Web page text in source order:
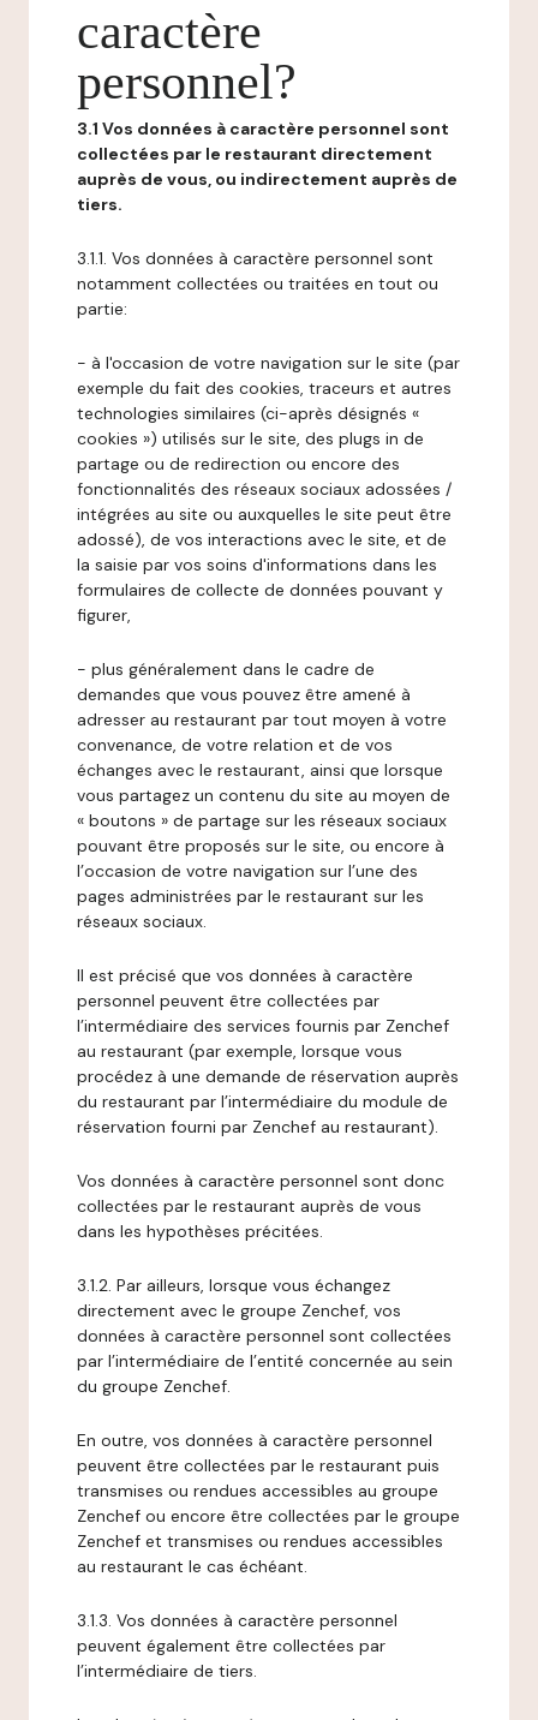
caractère
personnel?
3.1 Vos données à caractère personnel sont
collectées par le restaurant directement
auprès de vous, ou indirectement auprès de
tiers.
3.1.1. Vos données à caractère personnel sont
notamment collectées ou traitées en tout ou
partie:
- à l'occasion de votre navigation sur le site (par
exemple du fait des cookies, traceurs et autres
technologies similaires (ci-après désignés «
cookies ») utilisés sur le site, des plugs in de
partage ou de redirection ou encore des
fonctionnalités des réseaux sociaux adossées /
intégrées au site ou auxquelles le site peut être
adossé), de vos interactions avec le site, et de
la saisie par vos soins d'informations dans les
formulaires de collecte de données pouvant y
figurer,
- plus généralement dans le cadre de
demandes que vous pouvez être amené à
adresser au restaurant par tout moyen à votre
convenance, de votre relation et de vos
échanges avec le restaurant, ainsi que lorsque
vous partagez un contenu du site au moyen de
« boutons » de partage sur les réseaux sociaux
pouvant être proposés sur le site, ou encore à
l’occasion de votre navigation sur l’une des
pages administrées par le restaurant sur les
réseaux sociaux.
Il est précisé que vos données à caractère
personnel peuvent être collectées par
l’intermédiaire des services fournis par Zenchef
au restaurant (par exemple, lorsque vous
procédez à une demande de réservation auprès
du restaurant par l’intermédiaire du module de
réservation fourni par Zenchef au restaurant).
Vos données à caractère personnel sont donc
collectées par le restaurant auprès de vous
dans les hypothèses précitées.
3.1.2. Par ailleurs, lorsque vous échangez
directement avec le groupe Zenchef, vos
données à caractère personnel sont collectées
par l’intermédiaire de l’entité concernée au sein
du groupe Zenchef.
En outre, vos données à caractère personnel
peuvent être collectées par le restaurant puis
transmises ou rendues accessibles au groupe
Zenchef ou encore être collectées par le groupe
Zenchef et transmises ou rendues accessibles
au restaurant le cas échéant.
3.1.3. Vos données à caractère personnel
peuvent également être collectées par
l’intermédiaire de tiers.